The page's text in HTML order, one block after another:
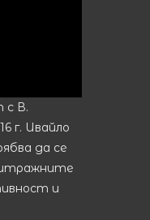
с В.
г. Ивайло
да се
и